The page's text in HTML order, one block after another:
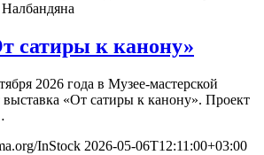
сатиры к канону»
2026 года в Музее-мастерской
«От сатиры к канону». Проект
InStock 2026-05-06T12:11:00+03:00